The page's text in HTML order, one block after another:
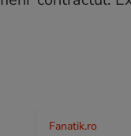
Fanatik.ro